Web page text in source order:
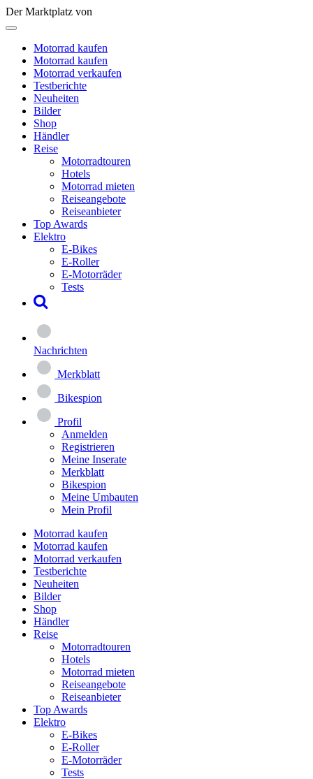
Der Marktplatz von
Motorrad kaufen
Motorrad kaufen
Motorrad verkaufen
Testberichte
Neuheiten
Bilder
Shop
Händler
Reise
Motorradtouren
Hotels
Motorrad mieten
Reiseangebote
Reiseanbieter
Top Awards
Elektro
E-Bikes
E-Roller
E-Motorräder
Tests
Nachrichten
Merkblatt
Bikespion
Profil
Anmelden
Registrieren
Meine Inserate
Merkblatt
Bikespion
Meine Umbauten
Mein Profil
Motorrad kaufen
Motorrad kaufen
Motorrad verkaufen
Testberichte
Neuheiten
Bilder
Shop
Händler
Reise
Motorradtouren
Hotels
Motorrad mieten
Reiseangebote
Reiseanbieter
Top Awards
Elektro
E-Bikes
E-Roller
E-Motorräder
Tests